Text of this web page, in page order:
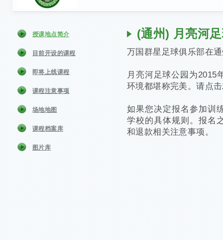
授课地点简介
目前开设的课程
即将上线课程
课程注意事项
场地地图
课程档案库
图片库
(通州) 月亮河
万国群星足球俱乐部在
月亮河足球公园为2015
环境都堪称完美。请点
如果您决定报名参加训
学校的具体规则。报名
和退款相关注意事项。